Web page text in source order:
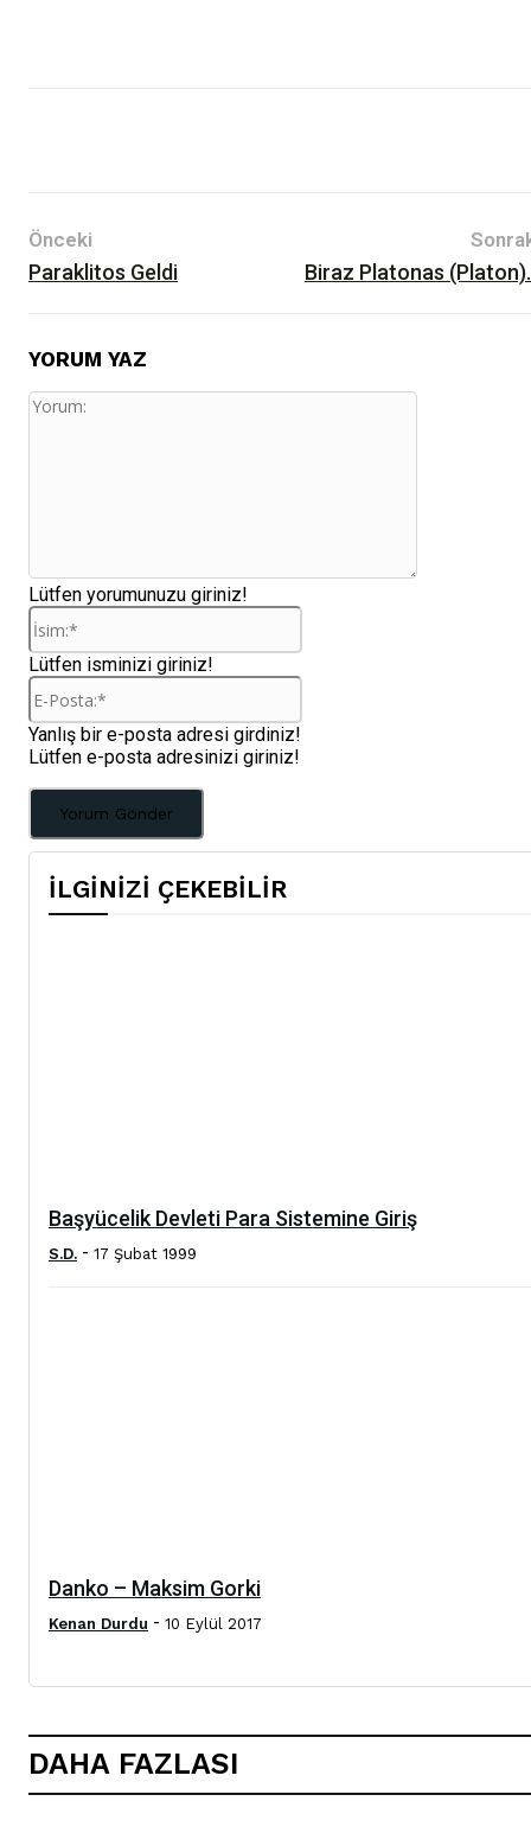
Önceki
Paraklitos Geldi Biraz Platonas
YORUM YAZ
Yorum:
Lütfen yorumunuzu giriniz!
İsim:*
Lütfen isminizi giriniz!
E-
Yanlış bir e-posta adresi girdiniz!
Lütfen e-posta adresinizi giriniz!
İLGİNİZİ ÇEKEBİLİR
Başyücelik Devleti Para Sistemine Giriş
S.D. - 17 Şubat 1999
Danko – Maksim Gorki
Kenan Durdu - 10 Eylül 2017
DAHA FAZLASI